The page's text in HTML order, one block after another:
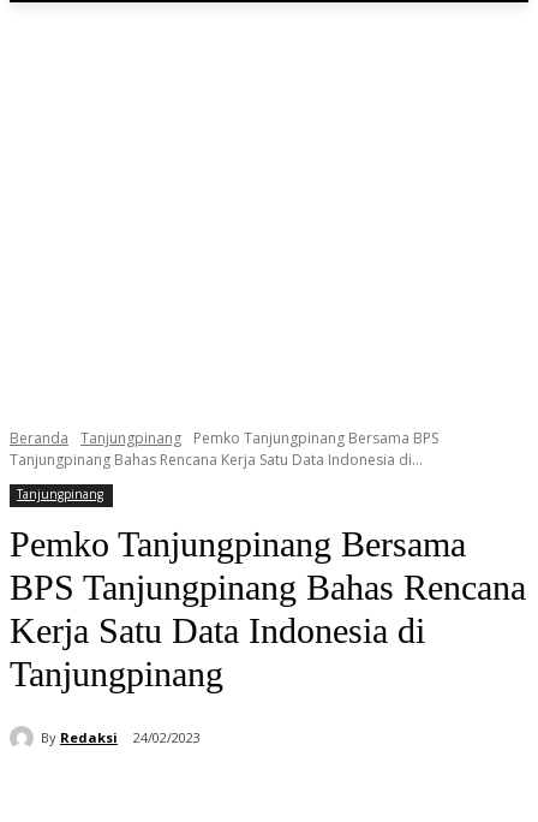
Beranda Tanjungpinang
Pemko Tanjungpinang Bersama BPS
Tanjungpinang Bahas Rencana Kerja Satu Data Indonesia di...
Tanjungpinang
Pemko Tanjungpinang Bersama
BPS Tanjungpinang Bahas Rencana
Kerja Satu Data Indonesia di
Tanjungpinang
By Redaksi 24/02/2023